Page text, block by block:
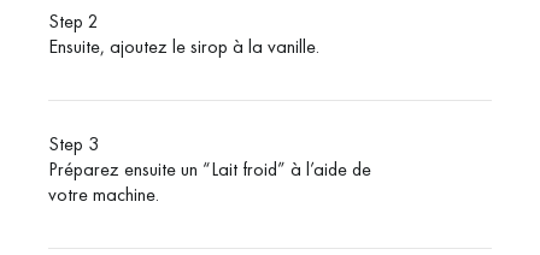
Step 2
Ensuite, ajoutez le sirop à la vanille.
Step 3
Préparez ensuite un “Lait froid” à l’aide de
votre machine.